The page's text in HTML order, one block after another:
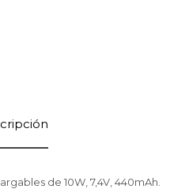
de 10W, 7,4V, 440mAh.